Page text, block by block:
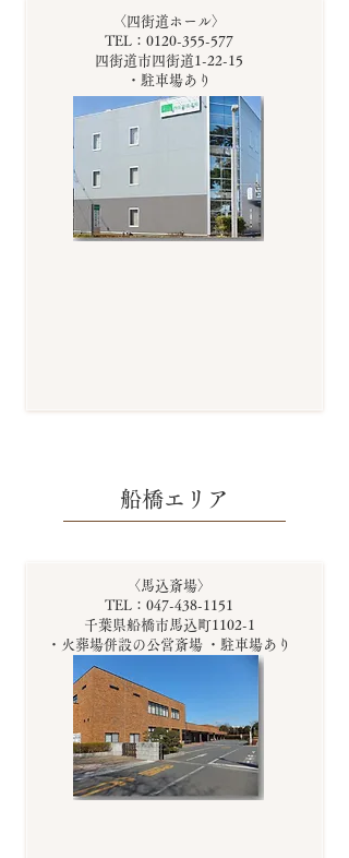
〈四街道ホール〉
TEL：0120-355-577
四街道市四街道1-22-15
・駐車場あり
船橋エリア
〈馬込斎場〉
TEL：047-438-1151
千葉県船橋市馬込町1102-1
・火葬場併設の公営斎場 ・駐車場あり